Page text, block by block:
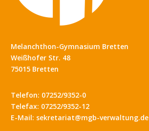
Melanchthon-Gymnasium Bretten
Weißhofer Str. 48
75015 Bretten
Telefon: 07252/9352-0
Telefax: 07252/9352-12
E-Mail: sekretariat@mgb-verwaltung.de